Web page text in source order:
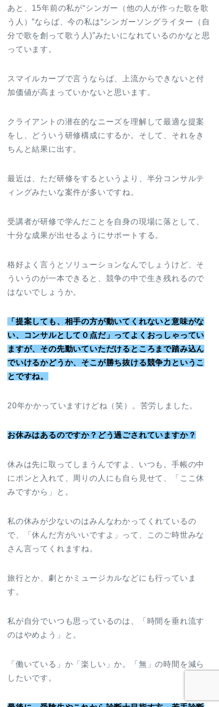
あと、15年前の私が“シンガー（他の人が作った歌を歌
う人）”ならば、今の私は“シンガーソングライター（自
分で歌を創って歌う人)”みたいになれているのかなと思
っています。
スマイルカーブで言うならば、上流からできないと付
加価値が高まっていかないと思います。
クライアントの潜在的なニーズを理解して最適な提案
をし、どういう研修構成にするか。そして、それをき
ちんと結果に出す。
最近は、ただ研修をするというより、半分コンサルテ
ィングみたいな案件が多いですね。
受講者が研修で学んだことを自身の現場に落として、
十分な成果が出せるようにサポートする。
格好よく言うとソリューションなんでしょうけど、そ
ういうのが一本できると、競争の中で生き残れるので
はないでしょうか。
「提案しても、相手の方が動いてくれないと意味がな
い、コンサルとして０点だ」ってよくおっしゃってい
ますが、その先動いていただけるところまで踏み込ん
でいけるかどうか、そこが勝ち抜ける競争力というこ
とですね。
20年かかっていますけどね（笑）。苦労しました。
お休みはあるのですか？どう過ごされていますか？
休みは先に取ってしまうんですよ、いつも。手帳の中
にポンと入れて、周りの人にも自ら見せて、「ここ休
みですから」と。
私の休みが少ないのはみんなわかってくれているの
で、「休んだ方がいいですよ」って、このご時世みな
さん言ってくれますね。
旅行とか、劇とかミュージカルなどにも行っていま
す。
私が自分でいつも思っているのは、「時間を垂れ流す
のはやめよう」と。
「働いている」か「楽しい」か。「無」の時間を減ら
したいです。